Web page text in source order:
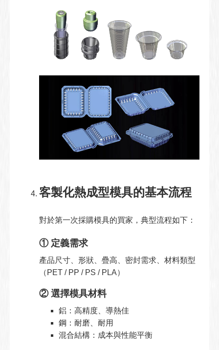
客製化熱成型模具的基本流程
對於第一次採購模具的買家，典型流程如下：
① 定義需求
產品尺寸、形狀、疊高、密封需求、材料類型
（PET / PP / PS / PLA）
② 選擇模具材料
鋁：高精度、導熱佳
鋼：耐磨、耐用
混合結構：成本與性能平衡